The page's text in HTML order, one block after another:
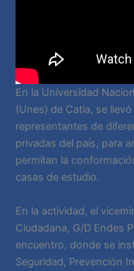
En la Universidad
(Unes) de Catia, se
representantes de
privadas del país, para
permitan la
casas de estudio.
En la actividad, el
Ciudadana, G/D Endes
encuentro, donde se
Seguridad, Prevención